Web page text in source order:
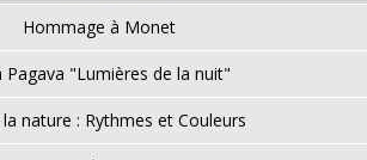
Hommage à Monet
Pagava "Lumières de la nuit"
nature : Rythmes et Couleurs